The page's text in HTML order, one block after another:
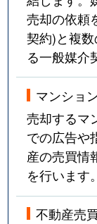
売却の依頼
契約)と複
る一般媒介
マンショ
売却するマ
での広告や
産の売買情
を行います。
不動産売